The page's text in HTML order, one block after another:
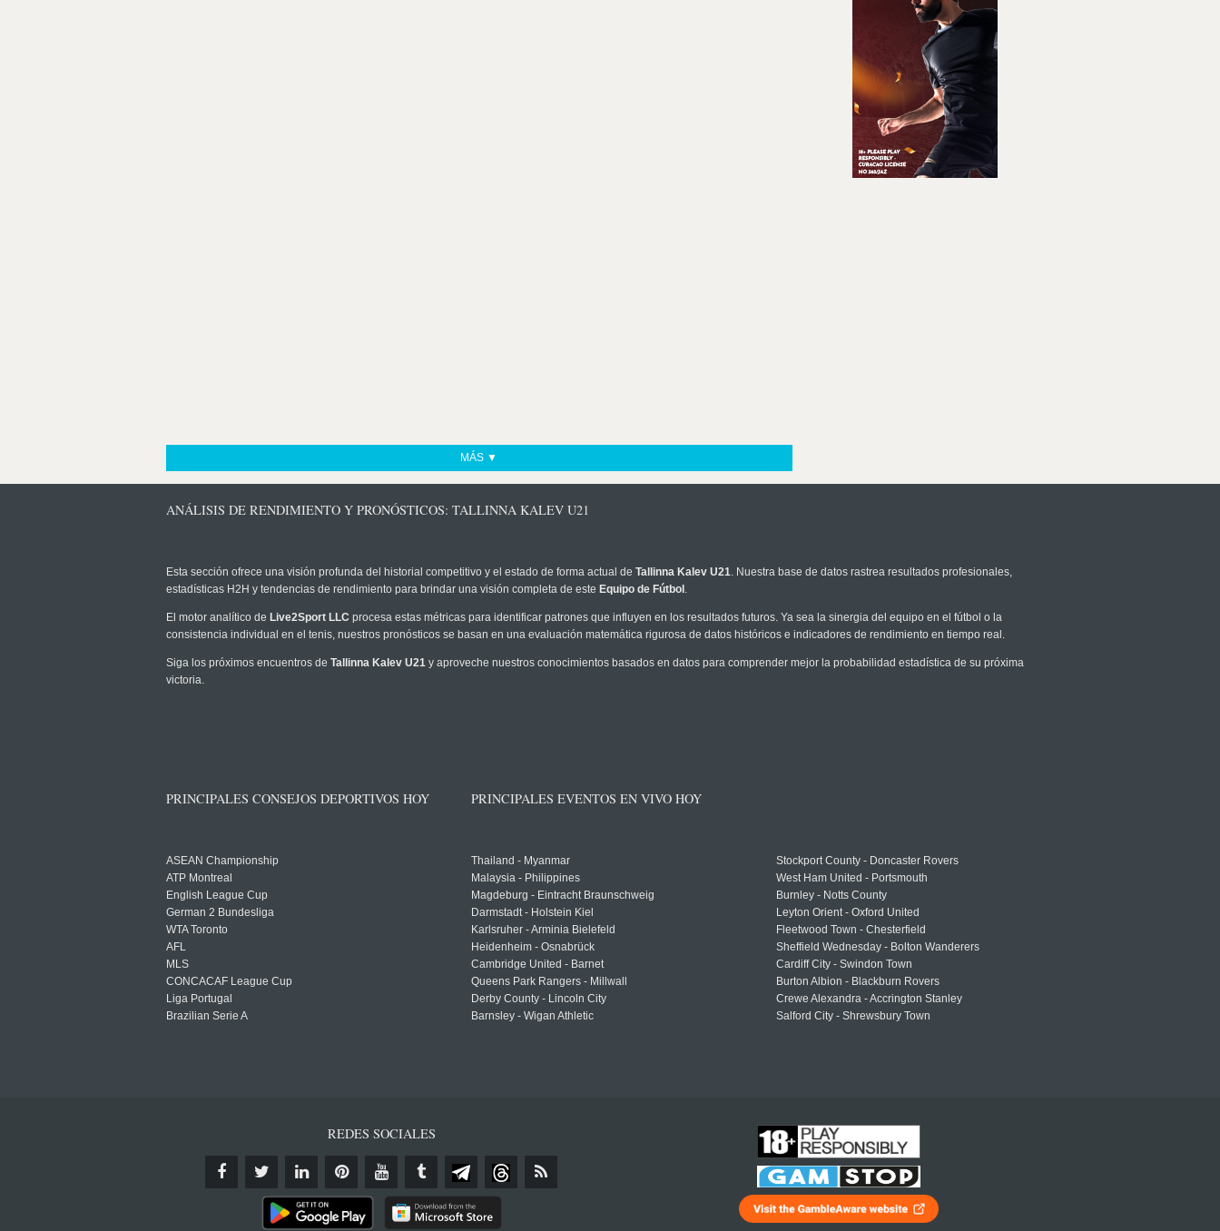
MÁS ▼
ANÁLISIS DE RENDIMIENTO Y PRONÓSTICOS: TALLINNA KALEV U21
Esta sección ofrece una visión profunda del historial competitivo y el estado de forma actual de Tallinna Kalev U21. Nuestra base de datos rastrea resultados profesionales,
estadísticas H2H y tendencias de rendimiento para brindar una visión completa de este Equipo de Fútbol .
El motor analítico de Live2Sport LLC procesa estas métricas para identificar patrones que influyen en los resultados futuros. Ya sea la sinergia del equipo en el fútbol o la
consistencia individual en el tenis, nuestros pronósticos se basan en una evaluación matemática rigurosa de datos históricos e indicadores de rendimiento en tiempo real.
Siga los próximos encuentros de Tallinna Kalev U21 y aproveche nuestros conocimientos basados en datos para comprender mejor la probabilidad estadística de su próxima
victoria.
PRINCIPALES CONSEJOS DEPORTIVOS HOY
ASEAN Championship
ATP Montreal
English League Cup
German 2 Bundesliga
WTA Toronto
AFL
MLS
CONCACAF League Cup
Liga Portugal
Brazilian Serie A
PRINCIPALES EVENTOS EN VIVO HOY
Thailand - Myanmar
Malaysia - Philippines
Magdeburg - Eintracht Braunschweig
Darmstadt - Holstein Kiel
Karlsruher - Arminia Bielefeld
Heidenheim - Osnabrück
Cambridge United - Barnet
Queens Park Rangers - Millwall
Derby County - Lincoln City
Barnsley - Wigan Athletic
Stockport County - Doncaster Rovers
West Ham United - Portsmouth
Burnley - Notts County
Leyton Orient - Oxford United
Fleetwood Town - Chesterfield
Sheffield Wednesday - Bolton Wanderers
Cardiff City - Swindon Town
Burton Albion - Blackburn Rovers
Crewe Alexandra - Accrington Stanley
Salford City - Shrewsbury Town
REDES SOCIALES